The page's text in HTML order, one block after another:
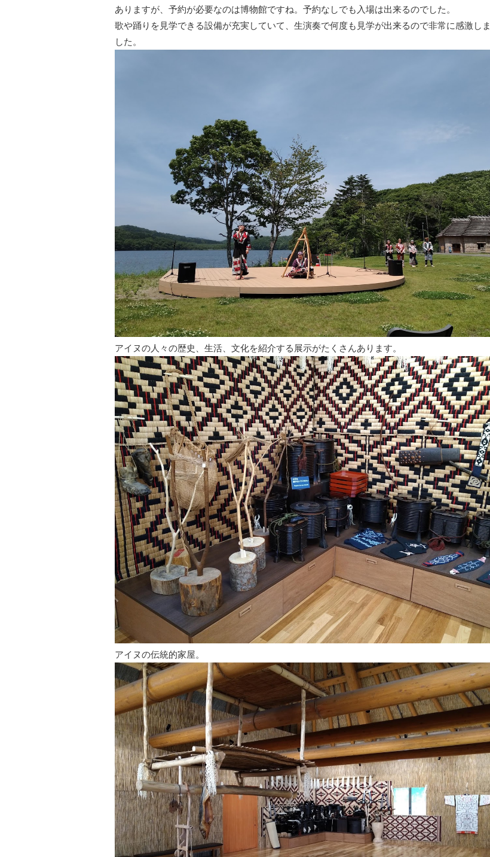
ありますが、予約が必要なのは博物館ですね。予約なしでも入場は出来るのでした。
歌や踊りを見学できる設備が充実していて、生演奏で何度も見学が出来るので非常に感激しま
した。
アイヌの人々の歴史、生活、文化を紹介する展示がたくさんあります。
アイヌの伝統的家屋。